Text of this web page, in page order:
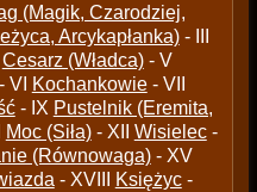
(Magik, Czarodziej,
Arcykapłanka)- III
Cesarz (Władca)- V
VI Kochankowie- VII
- IX Pustelnik (Eremita,
Moc (Siła)- XII Wisielec-
(Równowaga)- XV
- XVIII Księżyc-